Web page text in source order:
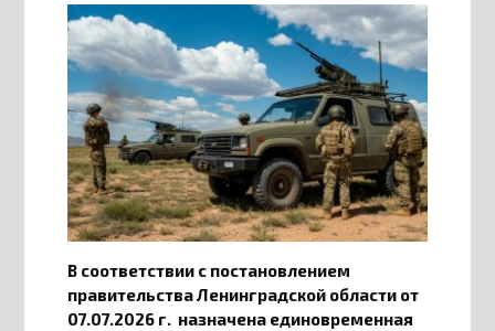
В соответствии с постановлением
правительства Ленинградской области от
07.07.2026 г. назначена единовременная